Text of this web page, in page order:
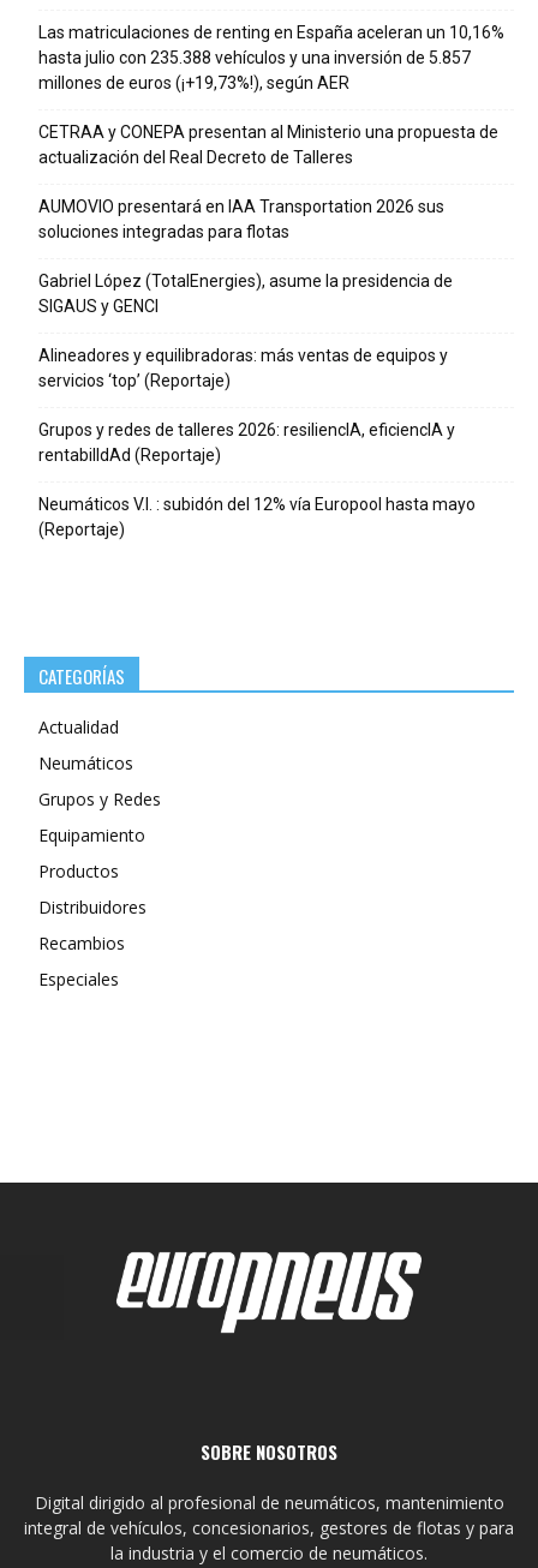
Las matriculaciones de renting en España aceleran un 10,16%
hasta julio con 235.388 vehículos y una inversión de 5.857
millones de euros (¡+19,73%!), según AER
CETRAA y CONEPA presentan al Ministerio una propuesta de
actualización del Real Decreto de Talleres
AUMOVIO presentará en IAA Transportation 2026 sus
soluciones integradas para flotas
Gabriel López (TotalEnergies), asume la presidencia de
SIGAUS y GENCI
Alineadores y equilibradoras: más ventas de equipos y
servicios ‘top’ (Reportaje)
Grupos y redes de talleres 2026: resiliencIA, eficiencIA y
rentabilIdAd (Reportaje)
Neumáticos V.I. : subidón del 12% vía Europool hasta mayo
(Reportaje)
CATEGORÍAS
Actualidad
Neumáticos
Grupos y Redes
Equipamiento
Productos
Distribuidores
Recambios
Especiales
SOBRE NOSOTROS
Digital dirigido al profesional de neumáticos, mantenimiento
integral de vehículos, concesionarios, gestores de flotas y para
la industria y el comercio de neumáticos.